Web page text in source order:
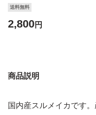
送料無料
2,800円
商品説明
国内産スルメイカです